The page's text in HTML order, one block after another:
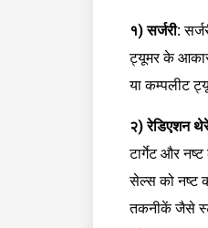
१) सर्जरी:
ट्यूमर के
या कम्पलीट
२) रेडिएशन
टार्गेट और
सेल्स को नष्ट
तकनीकें जैसे